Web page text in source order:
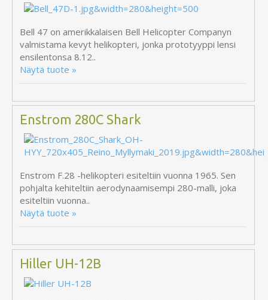
Bell 47 on amerikkalaisen Bell Helicopter Companyn
valmistama kevyt helikopteri, jonka prototyyppi lensi
ensilentonsa 8.12..
Näytä tuote »
Enstrom 280C Shark
Enstrom F.28 -helikopteri esiteltiin vuonna 1965. Sen
pohjalta kehiteltiin aerodynaamisempi 280-malli, joka
esiteltiin vuonna..
Näytä tuote »
Hiller UH-12B